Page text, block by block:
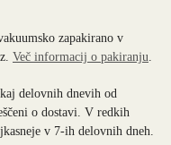
zapakirano v
Več informacij o pakiranju.
delovnih dnevih od
o dostavi. V redkih
v 7-ih delovnih dneh.